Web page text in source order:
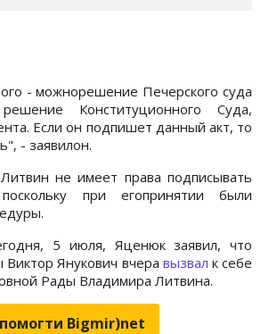
- можнорешение Печерского суда
Конституционного Суда,
Если он подпишет данный акт, то
- заявилон.
не имеет права подписывать
при егопринятии были
5 июля, Яценюк заявил, что
Янукович вчера вызвал к себе
Рады Владимира Литвина.
Bigmir)net